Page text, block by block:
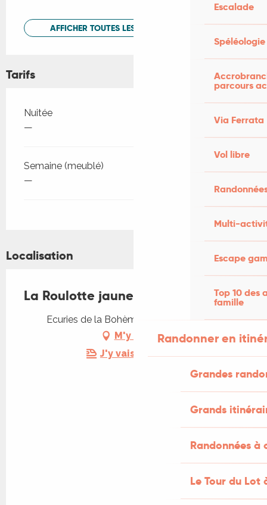
Escalade
Spéléologie
parcours
Via Ferrata
Vol libre
Multi-
Escape
Top 10 des
famille
Randonner en
Grandes
Grands
Randonnées
Le Tour du Lot
AFFICHER TOUTES LES PRESTATIONS
Tarifs
Tarifs 2026
Nuitée
—
Semaine (meublé)
—
Localisation
La Roulotte jaune "Bohème"
Ecuries de la Bohème, 46300 Ginouillac
M'y rendre
J'y vais en train !